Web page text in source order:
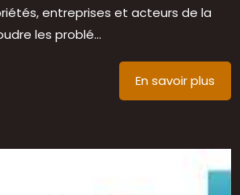
entreprises et acteurs de la
les problé...
En savoir plus